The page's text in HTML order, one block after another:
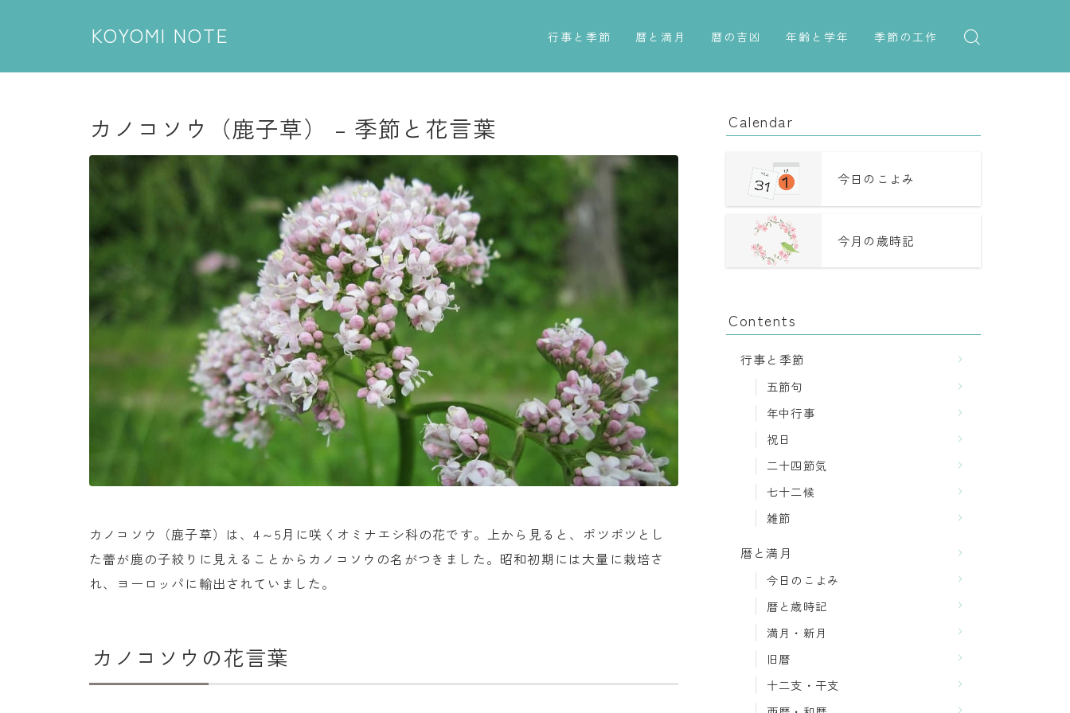
KOYOMI NOTE 行事と季節
五節句
七十二候
暦と満月
今日のこよみ
暦の吉凶
吉日・縁起の良い日
二十八宿
二十七宿
誕生シンボル
年齢と学年
年齢・干支
厄年
長寿のお祝い
季節の工作
紋切り遊び
カノコソウ（鹿子草） – 季節と花言葉
カノコソウ（鹿子草）は、4～5月に咲くオミナエシ科の花です。上から見ると、ポツポツとし
た蕾が鹿の子絞りに見えることからカノコソウの名がつきました。昭和初期には大量に栽培さ
れ、ヨーロッパに輸出されていました。
カノコソウの花言葉
Calendar
今日のこよみ
今月の歳時記
Contents
行事と季節
五節句
年中行事
祝日
二十四節気
七十二候
雑節
暦と満月
今日のこよみ
暦と歳時記
満月・新月
旧暦
十二支・干支